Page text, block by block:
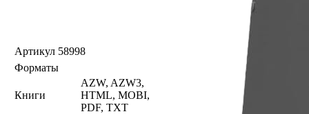
Артикул 58998
Форматы
Книги
AZW, AZW3,
HTML, MOBI,
PDF, TXT